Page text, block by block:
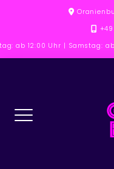
ab 12:00 Uhr | Samstag: